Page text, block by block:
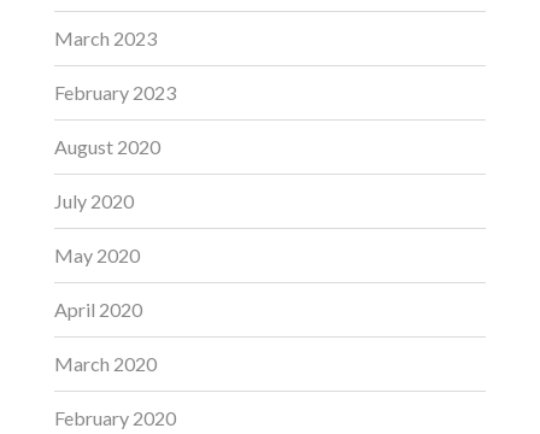
March 2023
February 2023
August 2020
July 2020
May 2020
April 2020
March 2020
February 2020